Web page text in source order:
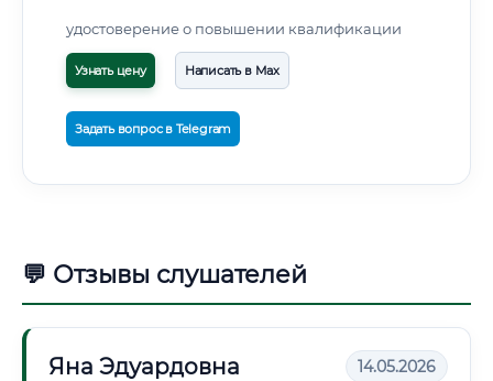
удостоверение о повышении квалификации
Узнать цену Написать в Max
Задать вопрос в Telegram
💬 Отзывы слушателей
Яна Эдуардовна 14.05.2026